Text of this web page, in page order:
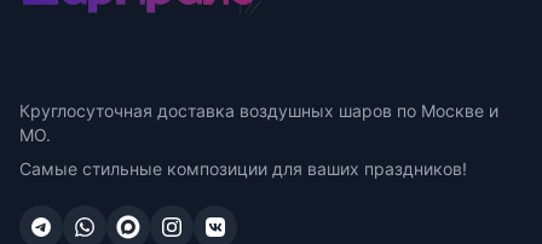
Круглосуточная доставка воздушных шаров по Москве и
МО.
Самые стильные композиции для ваших праздников!